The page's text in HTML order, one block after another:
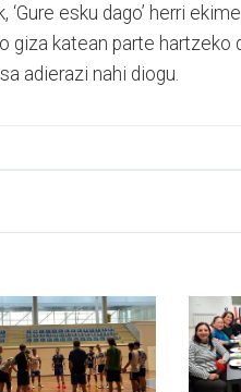
esku dago’ herri
katean parte hartzeko
adierazi nahi diogu.